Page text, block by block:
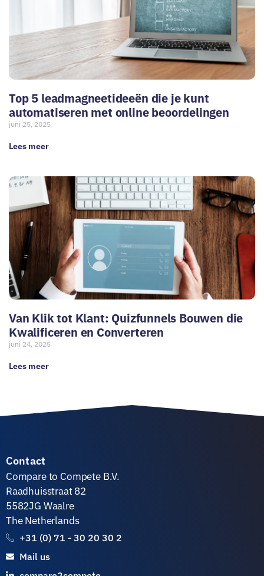
Top 5 leadmagneetideeën die je kunt
automatiseren met online beoordelingen
juni 25, 2025
Lees meer
Van Klik tot Klant: Quizfunnels Bouwen die
Kwalificeren en Converteren
juni 24, 2025
Lees meer
Contact
Compare to Compete B.V.
Raadhuisstraat 82
5582JG Waalre
The Netherlands
+31 (0) 71 - 30 20 30 2
Mail us